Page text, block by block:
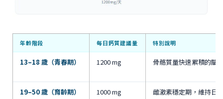
年齡階段 每日鈣質建議量 特別說明
13–18 歲（青春期） 1200 mg 骨骼質量快速累積的關
19–50 歲（育齡期） 1000 mg 雌激素穩定期，維持日